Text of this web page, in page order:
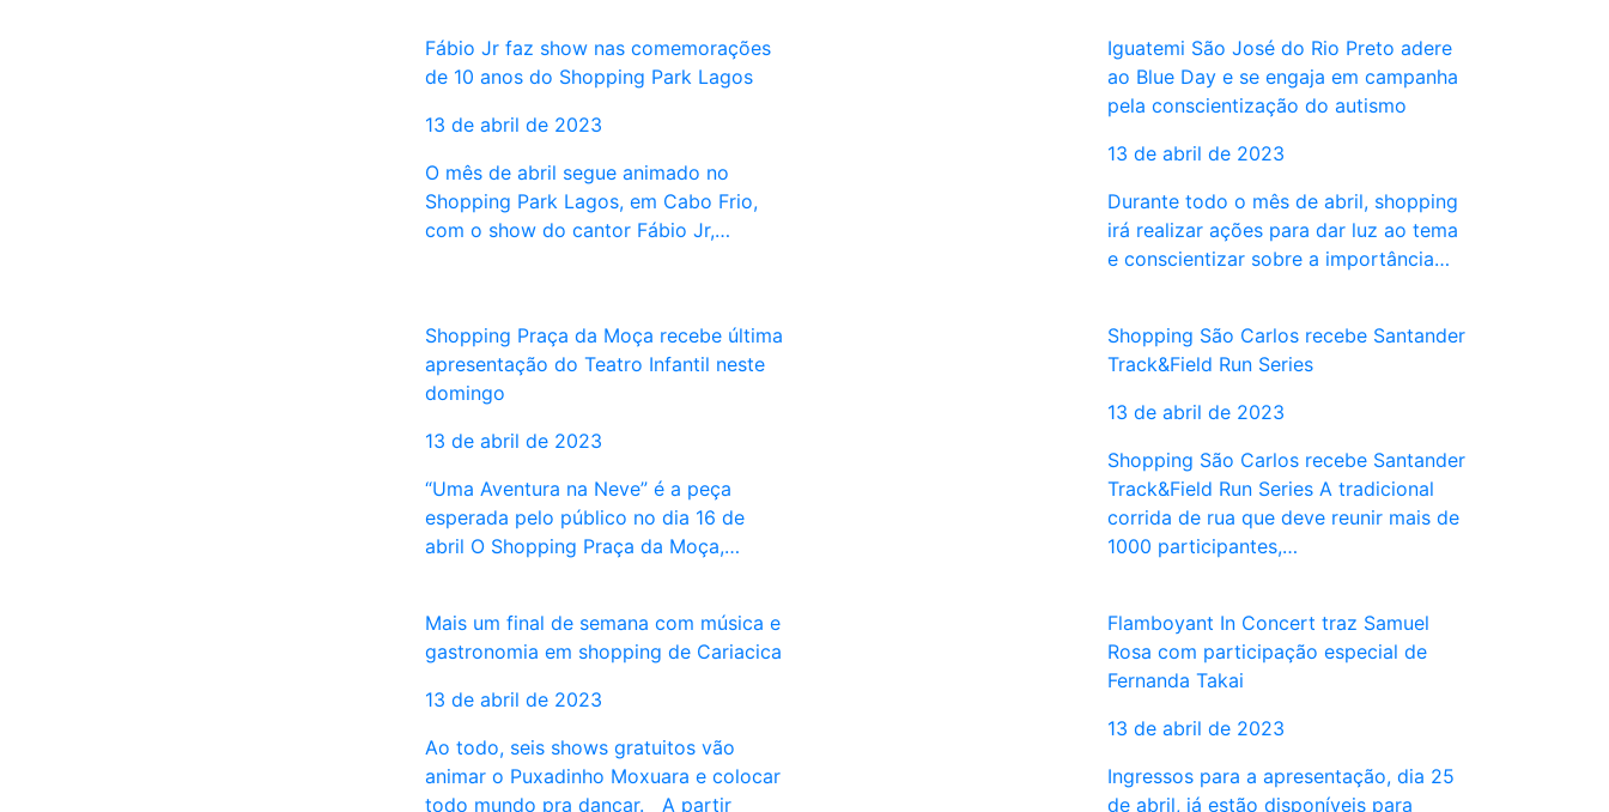
Fábio Jr faz show nas comemorações
de 10 anos do Shopping Park Lagos
13 de abril de 2023
O mês de abril segue animado no
Shopping Park Lagos, em Cabo Frio,
com o show do cantor Fábio Jr,…
Iguatemi São José do Rio Preto adere
ao Blue Day e se engaja em campanha
pela conscientização do autismo
13 de abril de 2023
Durante todo o mês de abril, shopping
irá realizar ações para dar luz ao tema
e conscientizar sobre a importância…
Shopping Praça da Moça recebe última
apresentação do Teatro Infantil neste
domingo
13 de abril de 2023
“Uma Aventura na Neve” é a peça
esperada pelo público no dia 16 de
abril O Shopping Praça da Moça,…
Shopping São Carlos recebe Santander
Track&Field Run Series
13 de abril de 2023
Shopping São Carlos recebe Santander
Track&Field Run Series A tradicional
corrida de rua que deve reunir mais de
1000 participantes,…
Mais um final de semana com música e
gastronomia em shopping de Cariacica
13 de abril de 2023
Ao todo, seis shows gratuitos vão
animar o Puxadinho Moxuara e colocar
todo mundo pra dançar. A partir
Flamboyant In Concert traz Samuel
Rosa com participação especial de
Fernanda Takai
13 de abril de 2023
Ingressos para a apresentação, dia 25
de abril, já estão disponíveis para